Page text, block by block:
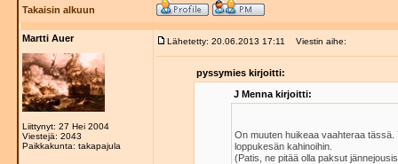
Takaisin alkuun
Martti Auer
Liittynyt: 27 Hei 2004
Viestejä: 2043
Paikkakunta: takapajula
Lähetetty: 20.06.2013 17:11 Viestin aihe:
pyssymies kirjoitti:
J Menna kirjoitti:
On muuten huikeaa vaahteraa
loppukesän kahinoihin.
(Patis, ne pitää olla paksut